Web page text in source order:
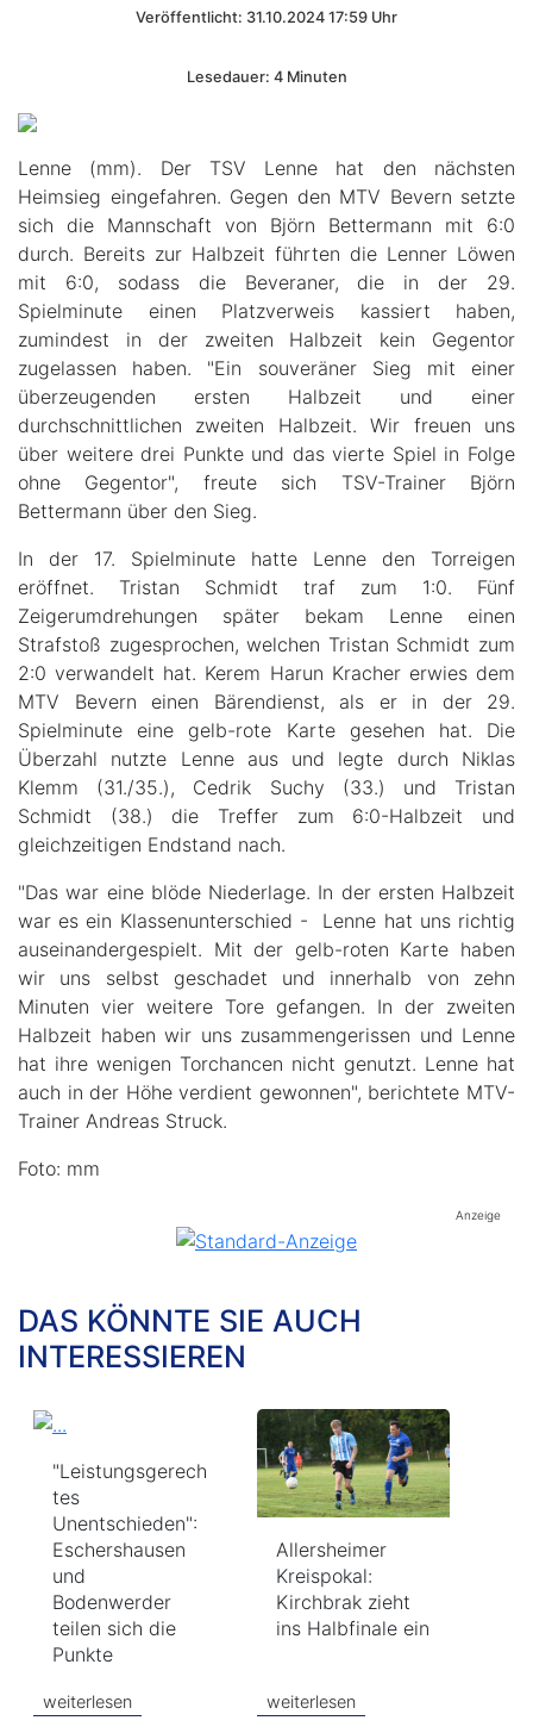
Veröffentlicht: 31.10.2024 17:59 Uhr
Lesedauer: 4 Minuten
Lenne (mm). Der TSV Lenne hat den nächsten
Heimsieg eingefahren. Gegen den MTV Bevern setzte
sich die Mannschaft von Björn Bettermann mit 6:0
durch. Bereits zur Halbzeit führten die Lenner Löwen
mit 6:0, sodass die Beveraner, die in der 29.
Spielminute einen Platzverweis kassiert haben,
zumindest in der zweiten Halbzeit kein Gegentor
zugelassen haben. "Ein souveräner Sieg mit einer
überzeugenden ersten Halbzeit und einer
durchschnittlichen zweiten Halbzeit. Wir freuen uns
über weitere drei Punkte und das vierte Spiel in Folge
ohne Gegentor", freute sich TSV-Trainer Björn
Bettermann über den Sieg.
In der 17. Spielminute hatte Lenne den Torreigen
eröffnet. Tristan Schmidt traf zum 1:0. Fünf
Zeigerumdrehungen später bekam Lenne einen
Strafstoß zugesprochen, welchen Tristan Schmidt zum
2:0 verwandelt hat. Kerem Harun Kracher erwies dem
MTV Bevern einen Bärendienst, als er in der 29.
Spielminute eine gelb-rote Karte gesehen hat. Die
Überzahl nutzte Lenne aus und legte durch Niklas
Klemm (31./35.), Cedrik Suchy (33.) und Tristan
Schmidt (38.) die Treffer zum 6:0-Halbzeit und
gleichzeitigen Endstand nach.
"Das war eine blöde Niederlage. In der ersten Halbzeit
war es ein Klassenunterschied - Lenne hat uns richtig
auseinandergespielt. Mit der gelb-roten Karte haben
wir uns selbst geschadet und innerhalb von zehn
Minuten vier weitere Tore gefangen. In der zweiten
Halbzeit haben wir uns zusammengerissen und Lenne
hat ihre wenigen Torchancen nicht genutzt. Lenne hat
auch in der Höhe verdient gewonnen", berichtete MTV-
Trainer Andreas Struck.
Foto: mm
Anzeige
DAS KÖNNTE SIE AUCH
INTERESSIEREN
"Leistungsgerech
tes
Unentschieden":
Eschershausen
und
Bodenwerder
teilen sich die
Punkte
weiterlesen
Allersheimer
Kreispokal:
Kirchbrak zieht
ins Halbfinale ein
weiterlesen